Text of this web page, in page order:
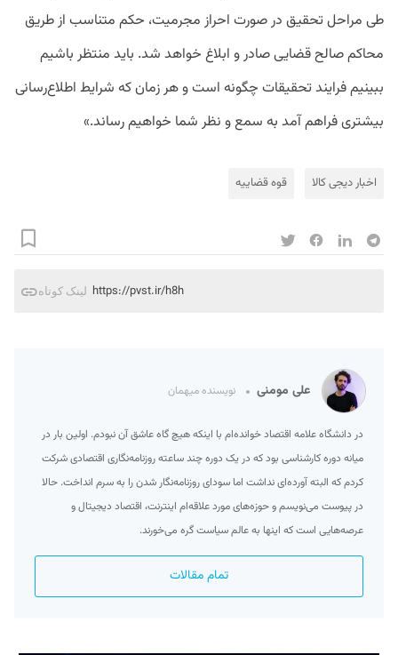
طی مراحل تحقیق در صورت احراز مجرمیت، حکم متناسب از طریق
محاکم صالح قضایی صادر و ابلاغ خواهد شد. باید منتظر باشیم
ببینیم فرایند تحقیقات چگونه است و هر زمان که شرایط اطلاع‌رسانی
بیشتری فراهم آمد به سمع و نظر شما خواهیم رساند.»
اخبار دیجی کالا قوه قضاییه
لینک کوتاه https://pvst.ir/h8h
علی مومنی نویسنده میهمان
در دانشگاه علامه اقتصاد خوانده‌ام با اینکه هیچ گاه عاشق آن نبودم. اولین بار در
میانه دوره کارشناسی بود که در یک دوره چند ساعته روزنامه‌نگاری اقتصادی شرکت
کردم که البته آورده‌ای نداشت اما سودای روزنامه‌نگار شدن را به سرم انداخت. حالا
در پیوست می‌نویسم و حوزه‌‌های مورد علاقه‌ام اینترنت، اقتصاد دیجیتال و
عرصه‌هایی است که اینها به عالم سیاست گره می‌خورند.
تمام مقالات